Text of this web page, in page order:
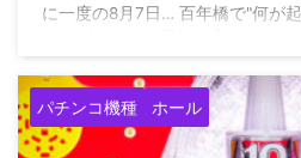
に一度の8月7日… 百年橋で"何が
パチンコ機種 ホール